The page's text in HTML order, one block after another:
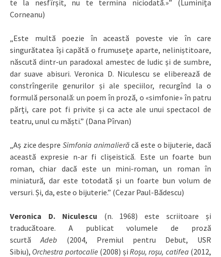
te la nesfîrșit, nu te termina niciodată.»” (Luminița
Corneanu)
„Este multă poezie în această poveste vie în care
singurătatea își capătă o frumusețe aparte, neliniștitoare,
născută dintr-un paradoxal amestec de ludic și de sumbre,
dar suave abisuri. Veronica D. Niculescu se eliberează de
constrîngerile genurilor și ale speciilor, recurgînd la o
formulă personală: un poem în proză, o «simfonie» în patru
părți, care pot fi privite și ca acte ale unui spectacol de
teatru, unul cu măști.” (Dana Pîrvan)
„Aș zice despre Simfonia animalieră că este o bijuterie, dacă
această expresie n-ar fi clișeistică. Este un foarte bun
roman, chiar dacă este un mini-roman, un roman în
miniatură, dar este totodată și un foarte bun volum de
versuri. Și, da, este o bijuterie.” (Cezar Paul-Bădescu)
Veronica D. Niculescu (n. 1968) este scriitoare și
traducătoare. A publicat volumele de proză
scurtă Adeb (2004, Premiul pentru Debut, USR
Sibiu), Orchestra portocalie (2008) și Roșu, roșu, catifea (2012,